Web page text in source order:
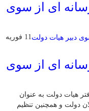
ای از سوی
11 فوریه
ای از سوی
هیات دولت به عنوان
دولت و همچنین تنظیم